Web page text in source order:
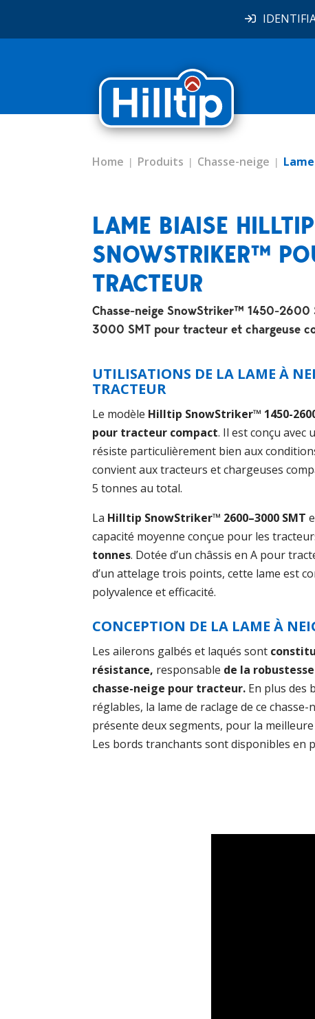
Home Produits Chasse-neige
LAME BIAISE HILLTIP
SNOWSTRIKER™
TRACTEUR
Chasse-neige SnowStriker™ 1450-2600
3000 SMT pour tracteur et chargeuse
UTILISATIONS DE LA LAME À
TRACTEUR
Le modèle Hilltip SnowStriker™ 1450-
pour tracteur compact. Il est conçu avec
résiste particulièrement bien aux
convient aux tracteurs et chargeuses
5 tonnes au total.
La Hilltip SnowStriker™ 2600–3000 SMT
capacité moyenne conçue pour les
tonnes. Dotée d’un châssis en A pour
d’un attelage trois points, cette lame est
polyvalence et efficacité.
CONCEPTION DE LA LAME À
Les ailerons galbés et laqués sont
résistance, responsable de la
chasse-neige pour tracteur. En plus des
réglables, la lame de raclage de ce
présente deux segments, pour la
Les bords tranchants sont disponibles en